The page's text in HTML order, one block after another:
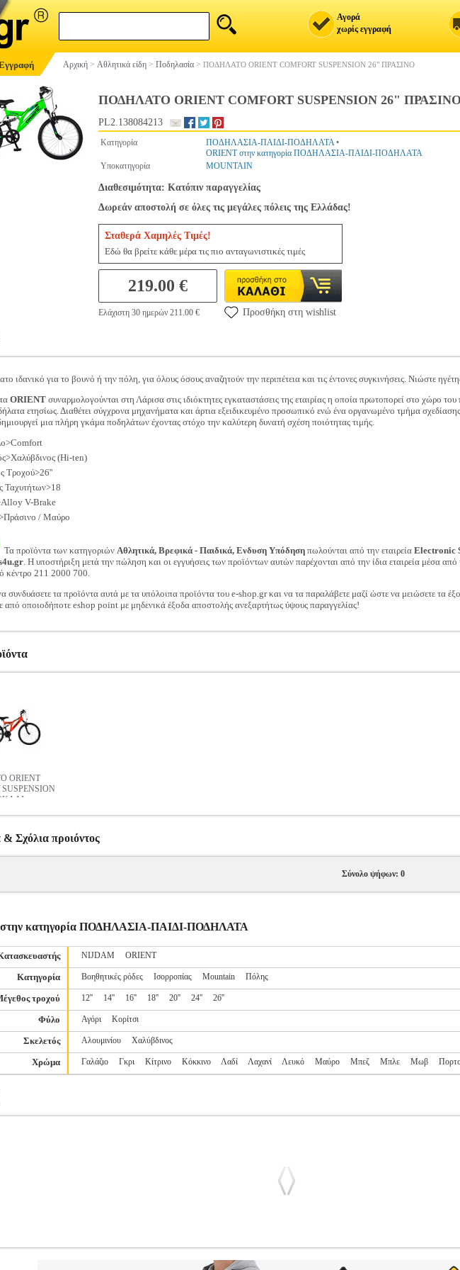
Αγορά
χωρίς εγγραφή
Αρχική > Αθλητικά είδη > Ποδηλασία > ΠΟΔΗΛΑΤΟ ORIENT COMFORT SUSPENSION 26" ΠΡΑΣΙΝΟ
ΠΟΔΗΛΑΤΟ ORIENT COMFORT SUSPENSION 26" ΠΡΑΣΙΝΟ
PL2.138084213
Κατηγορία ΠΟΔΗΛΑΣΙΑ-ΠΑΙΔΙ-ΠΟΔΗΛΑΤΑ•
ORIENT στην κατηγορία ΠΟΔΗΛΑΣΙΑ-ΠΑΙΔΙ-ΠΟΔΗΛΑΤΑ
Υποκατηγορία
MOUNTAIN
Διαθεσιμότητα: Κατόπιν παραγγελίας
Δωρεάν αποστολή σε όλες τις μεγάλες πόλεις της Ελλάδας!
Σταθερά Χαμηλές Τιμές!
Εδώ θα βρείτε κάθε μέρα τις πιο ανταγωνιστικές τιμές
219.00 €
Ελάχιστη 30 ημερών 211.00 € Προσθήκη στη wishlist
ιδανικό για το βουνό ή την πόλη, για όλους όσους αναζητούν την περιπέτεια και τις έντονες συγκινήσεις. Νιώστε
ORIENT συναρμολογούνται στη Λάρισα στις ιδιόκτητες εγκαταστάσεις της εταιρίας η οποία πρωτοπορεί στο χώρο
ετησίως. Διαθέτει σύγχρονα μηχανήματα και άρτια εξειδικευμένο προσωπικό ενώ ένα οργανωμένο τμήμα σχεδίασης
μια πλήρη γκάμα ποδηλάτων έχοντας στόχο την καλύτερη δυνατή σχέση ποιότητας τιμής.
(Hi-ten)
Τροχού>26''
Ταχυτήτων>18
V-Brake
/ Μαύρο
Τα προϊόντα των κατηγοριών Αθλητικά, Βρεφικά - Παιδικά, Ενδυση Υπόδηση πωλούνται από την εταιρεία Electronic
. Η υποστήριξη μετά την πώληση και οι εγγυήσεις των προϊόντων αυτών παρέχονται από την ίδια εταιρεία μέσα
κέντρο 211 2000 700.
συνδυάσετε τα προϊόντα αυτά με τα υπόλοιπα προϊόντα του e-shop.gr και να τα παραλάβετε μαζί ώστε να μειώσετε τα
από οποιοδήποτε eshop point με μηδενικά έξοδα αποστολής ανεξαρτήτως ύψους παραγγελίας!
ORIENT
Σχόλια προιόντος
Σύνολο ψήφων: 0
στην κατηγορία ΠΟΔΗΛΑΣΙΑ-ΠΑΙΔΙ-ΠΟΔΗΛΑΤΑ
NIJDAM ORIENT
Κατηγορία Βοηθητικές ρόδες Ισορροπίας Mountain Πόλης
τροχού 12'' 14'' 16'' 18'' 20'' 24'' 26''
Φύλο Αγόρι Κορίτσι
Σκελετός Αλουμινίου Χαλύβδινος
Χρώμα Γαλάζιο Γκρι Κίτρινο Κόκκινο Λαδί Λαχανί Λευκό Μαύρο Μπεζ Μπλε Μωβ
ΠΑΙΔΙ-ΠΟΔΗΛΑΤΑ •ORIENT στην κατηγορία ΠΟΔΗΛΑΣΙΑ-ΠΑΙΔΙ-ΠΟΔΗΛΑΤΑ Ένα